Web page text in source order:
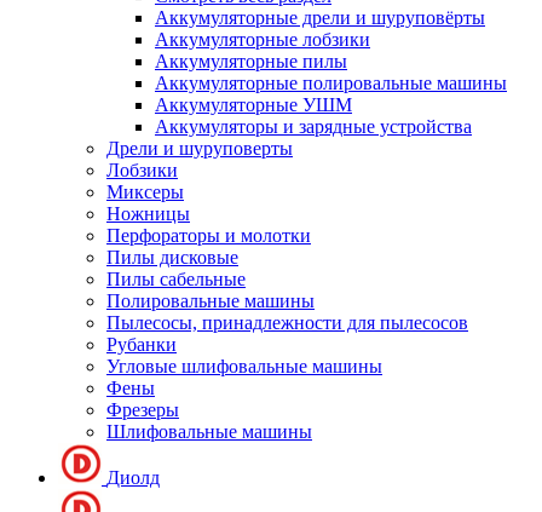
Аккумуляторные дрели и шуруповёрты
Аккумуляторные лобзики
Аккумуляторные пилы
Аккумуляторные полировальные машины
Аккумуляторные УШМ
Аккумуляторы и зарядные устройства
Дрели и шуруповерты
Лобзики
Миксеры
Ножницы
Перфораторы и молотки
Пилы дисковые
Пилы сабельные
Полировальные машины
Пылесосы, принадлежности для пылесосов
Рубанки
Угловые шлифовальные машины
Фены
Фрезеры
Шлифовальные машины
Диолд